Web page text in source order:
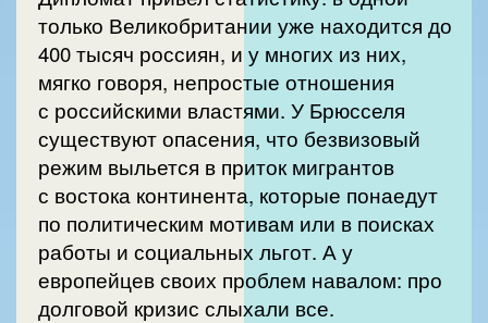
только Великобритании уже находится до
400 тысяч россиян, и у многих из них,
мягко говоря, непростые отношения
с российскими властями. У Брюсселя
существуют опасения, что безвизовый
режим выльется в приток мигрантов
с востока континента, которые понаедут
по политическим мотивам или в поисках
работы и социальных льгот. А у
европейцев своих проблем навалом: про
долговой кризис слыхали все.